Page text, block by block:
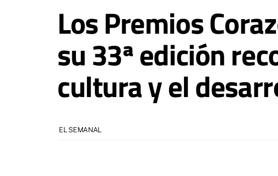
Los Premios
su 33ª edición
cultura y el
EL SEMANAL